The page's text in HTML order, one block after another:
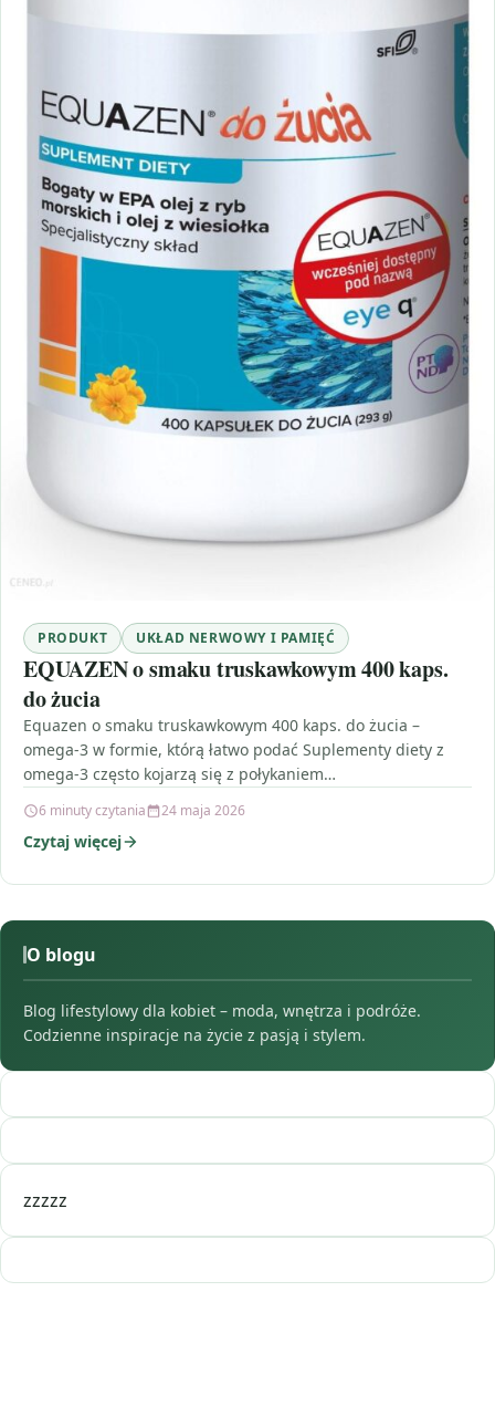
PRODUKT UKŁAD NERWOWY I PAMIĘĆ
EQUAZEN o smaku truskawkowym 400 kaps.
do żucia
Equazen o smaku truskawkowym 400 kaps. do żucia –
omega-3 w formie, którą łatwo podać Suplementy diety z
omega-3 często kojarzą się z połykaniem…
6 minuty czytania 24 maja 2026
Czytaj więcej
O blogu
Blog lifestylowy dla kobiet – moda, wnętrza i podróże.
Codzienne inspiracje na życie z pasją i stylem.
zzzzz